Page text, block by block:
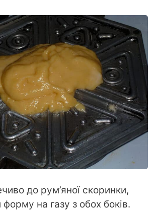
до рум’яної скоринки,
на газу з обох боків.